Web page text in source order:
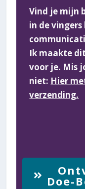
Vind je mijn
in de
Ik maakte
voor je. Mis
niet: Hier
verzending.
Doe-